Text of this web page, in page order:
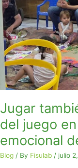
Jugar
del juego
emocional
Blog / By Fisulab / julio
terapia:
el
poder
del
juego
en
el
desarrollo
de
los
niños
con
LPH